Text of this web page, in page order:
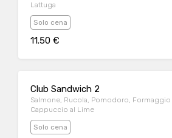
Lattuga
Solo cena
11.50 €
Club Sandwich 2
Salmone, Rucola, Pomodoro,
Cappuccio al Lime
Solo cena